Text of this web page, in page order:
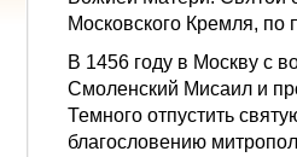
Московского Кремля, по
В 1456 году в Москву с
Смоленский Мисаил и
Темного отпустить
благословению